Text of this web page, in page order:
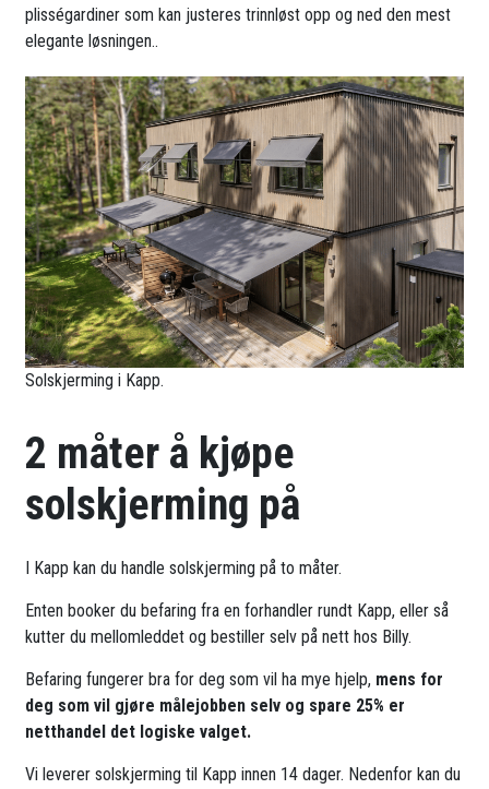
plisségardiner som kan justeres trinnløst opp og ned den mest
elegante løsningen..
Solskjerming i Kapp.
2 måter å kjøpe
solskjerming på
I Kapp kan du handle solskjerming på to måter.
Enten booker du befaring fra en forhandler rundt Kapp, eller så
kutter du mellomleddet og bestiller selv på nett hos Billy.
Befaring fungerer bra for deg som vil ha mye hjelp, mens for
deg som vil gjøre målejobben selv og spare 25% er
netthandel det logiske valget.
Vi leverer solskjerming til Kapp innen 14 dager. Nedenfor kan du